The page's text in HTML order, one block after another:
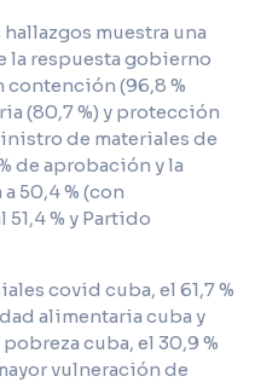
muestra una
la respuesta gobierno
contención (96,8 %
(80,7 %) y protección
de materiales de
de aprobación y la
50,4 % (con
% y Partido
covid cuba, el 61,7 %
alimentaria cuba y
cuba, el 30,9 %
vulneración de